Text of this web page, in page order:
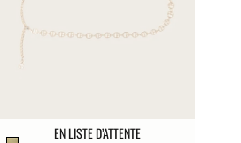
EN LISTE D’ATTENTE